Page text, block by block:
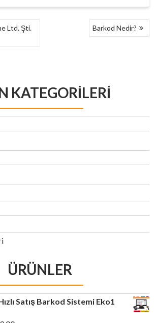
Ltd. Şti.
Barkod Nedir?
KATEGORILERI
ÜRÜNLER
Satış Barkod Sistemi Eko1